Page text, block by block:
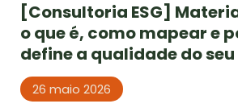
[Consultoria ESG]
o que é, como mapear e
define a qualidade do
26 maio 2026